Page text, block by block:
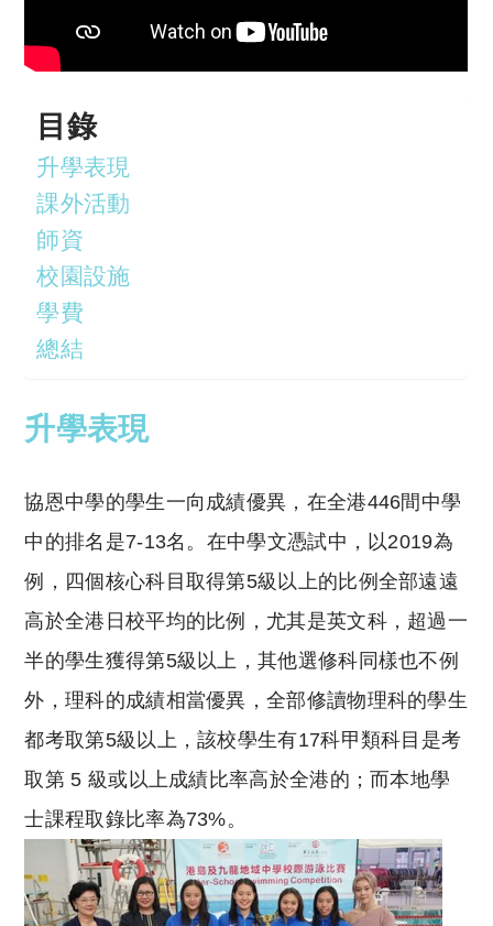
目錄
升學表現
課外活動
師資
校園設施
學費
總結
升學表現
協恩中學的學生一向成績優異，在全港446間中學
中的排名是7-13名。在中學文憑試中，以2019為
例，四個核心科目取得第5級以上的比例全部遠遠
高於全港日校平均的比例，尤其是英文科，超過一
半的學生獲得第5級以上，其他選修科同樣也不例
外，理科的成績相當優異，全部修讀物理科的學生
都考取第5級以上，該校學生有17科甲類科目是考
取第 5 級或以上成績比率高於全港的；而本地學
士課程取錄比率為73%。